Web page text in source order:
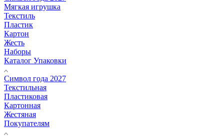
Мягкая игрушка
Текстиль
Пластик
Картон
Жесть
Наборы
Каталог Упаковки
Символ года 2027
Текстильная
Пластиковая
Картонная
Жестяная
Покупателям